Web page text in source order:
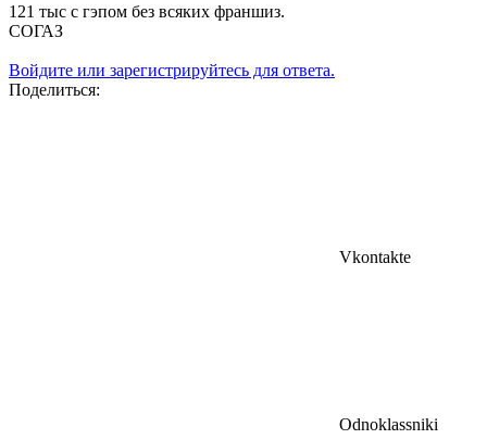
121 тыс с гэпом без всяких франшиз.
СОГАЗ
Войдите или зарегистрируйтесь для ответа.
Поделиться:
Vkontakte
Odnoklassniki